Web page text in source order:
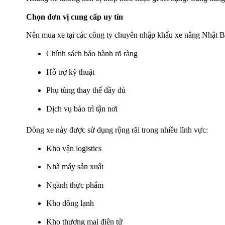
Chọn đơn vị cung cấp uy tín
Nên mua xe tại các công ty chuyên nhập khẩu xe nâng Nhật
Chính sách bảo hành rõ ràng
Hỗ trợ kỹ thuật
Phụ tùng thay thế đầy đủ
Dịch vụ bảo trì tận nơi
Dòng xe này được sử dụng rộng rãi trong nhiều lĩnh vực:
Kho vận logistics
Nhà máy sản xuất
Ngành thực phẩm
Kho đông lạnh
Kho thương mại điện tử